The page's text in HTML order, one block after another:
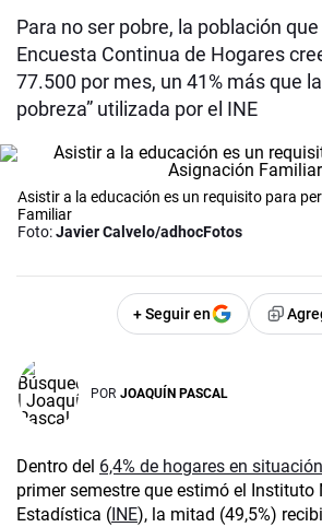
Para no ser pobre, la población
Encuesta Continua de Hogares
77.500 por mes, un 41% más que
pobreza” utilizada por el INE
Asistir a la educación es un requisito para
Familiar
Foto:Javier Calvelo/adhocFotos
+ Seguir en
POR JOAQUÍN PASCAL
Dentro del 6,4% de hogares en
primer semestre que estimó el Instituto
Estadística (INE), la mitad (49,5%)